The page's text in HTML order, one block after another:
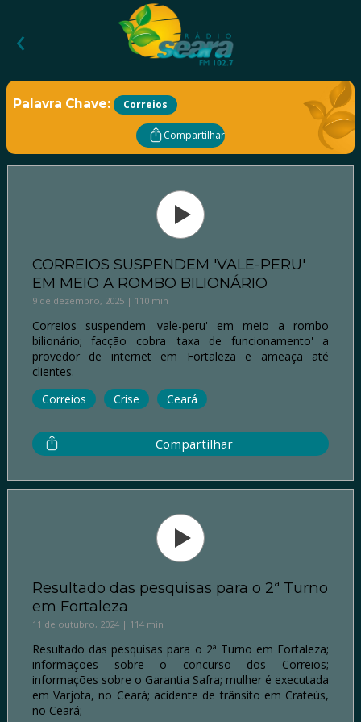
‹
Palavra Chave: Correios
Compartilhar
CORREIOS SUSPENDEM 'VALE-PERU'
EM MEIO A ROMBO BILIONÁRIO
9 de dezembro, 2025 | 110 min
Correios suspendem 'vale-peru' em meio a rombo
bilionário; facção cobra 'taxa de funcionamento' a
provedor de internet em Fortaleza e ameaça até
clientes.
Correios
Crise Ceará
Compartilhar
Resultado das pesquisas para o 2ª Turno
em Fortaleza
11 de outubro, 2024 | 114 min
Resultado das pesquisas para o 2ª Turno em Fortaleza;
informações sobre o concurso dos Correios;
informações sobre o Garantia Safra; mulher é executada
em Varjota, no Ceará; acidente de trânsito em Crateús,
no Ceará;